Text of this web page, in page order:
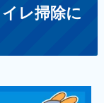
レ掃除に